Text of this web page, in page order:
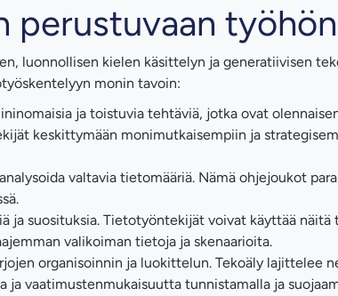
perustuvaan työhön
luonnollisen kielen käsittelyn ja generatiivisen
monin tavoin:
ja toistuvia tehtäviä, jotka ovat
keskittymään monimutkaisempiin ja
valtavia tietomääriä. Nämä ohjejoukot
ja suosituksia. Tietotyöntekijät voivat käyttää näitä
valikoiman tietoja ja skenaarioita.
organisoinnin ja luokittelun. Tekoäly lajittelee
ja vaatimustenmukaisuutta tunnistamalla ja